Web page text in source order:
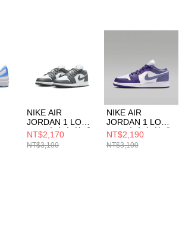
NIKE AIR
JORDAN 1 LOW
(GS) 中大童 籃球
鞋 553560044
NT$2,170
NT$3,100
NIKE AIR
JORDAN 1 LOW
(GS) 中大童 籃球
鞋 553560551
NT$2,190
NT$3,100